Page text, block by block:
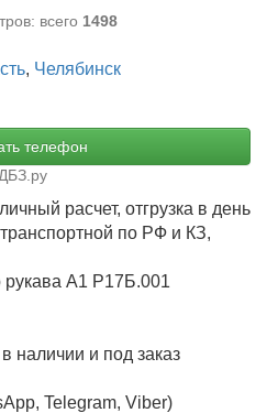
всего 1498
, Челябинск
телефон
расчет, отгрузка в день
по РФ и КЗ,
рукава А1 Р17Б.001
наличии и под заказ
Telegram, Viber)